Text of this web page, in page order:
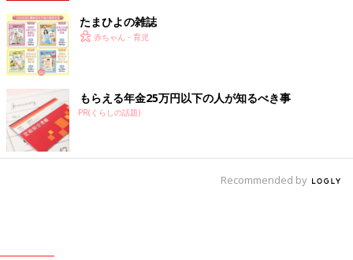
で栄養価や味わいはそのまま。衛生的に包装して、－18℃以下
で保存・流通するため腐らないので、保存料不要で長期間の保存
ができます。可食部だけなので生ゴミも出ません。野菜などは旬
の時期に1年分製造できますので価格が安定しています。小分け
で使え、食品ロスが出ない、という素晴らしいメリットも提供し
てくれます。
「冷凍食品って便利で美味しい」と感じていただけていると思い
ますが、こんなにたくさんのメリットがある食品。つまり、「時
間を止め」、「空間を超越できる」素晴らしい食品なのです。
たまひよの雑誌
赤ちゃん・育児
もらえる年金25万円以下の人が知るべき事
PR(くらしの話題)
Recommended by